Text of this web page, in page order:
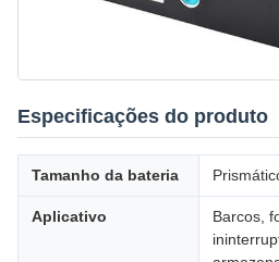
Especificações do produto
Tamanho da bateria
Aplicativo
Barcos,